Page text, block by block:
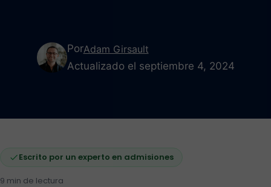
PorAdam Girsault
Actualizado el septiembre 4, 2024
Escrito por un experto en admisiones
9 min de lectura